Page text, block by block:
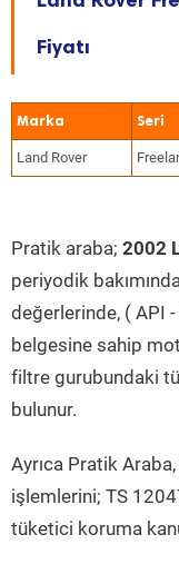
Fiyatı
Marka Seri
Land Rover
Pratik araba; 2002
periyodik
değerlerinde, ( API
belgesine sahip
filtre gurubundaki
bulunur.
Ayrıca Pratik
işlemlerini; TS
tüketici koruma